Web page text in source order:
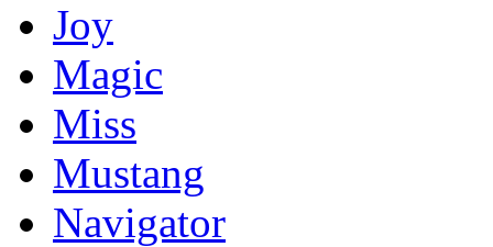
Joy
Magic
Miss
Mustang
Navigator